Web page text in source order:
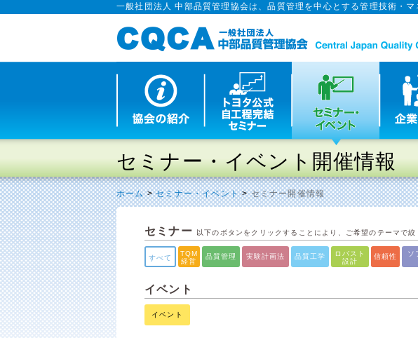
一般社団法人 中部品質管理協会は、品質管理を中心とする管理技術・
セミナー・イベント開催情報
ホーム>セミナー・イベント>セミナー開催情報
セミナー 以下のボタンをクリックすることにより、ご希望のテーマで絞
すべて
TQM
経営
品質管理 実験計画法 品質工学
ロバスト
設計
信頼性
ソ
イベント
イベント